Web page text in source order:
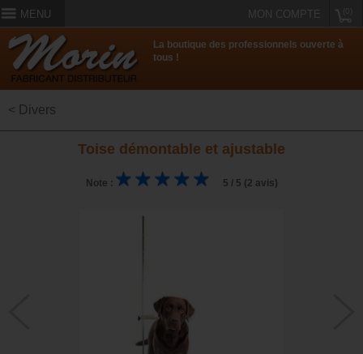
MENU MON COMPTE
La boutique des professionnels ouverte à
tous !
< Divers
Toise démontable et ajustable
Note : 5 / 5 (2 avis)